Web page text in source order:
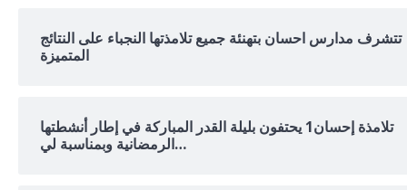
تتشرف مدارس احسان بتهنئة جميع تلامذتها النجباء على النتائج
المتميزة
تلامذة إحسان1 يحتفون بليلة القدر المباركة في إطار أنشطتها
الرمضانية وبمناسبة لي…